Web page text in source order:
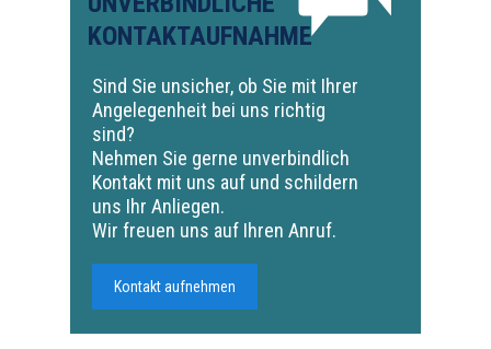
KONTAKTAUFNAHME
Sind Sie unsicher, ob Sie mit Ihrer
Angelegenheit bei uns richtig
sind?
Nehmen Sie gerne unverbindlich
Kontakt mit uns auf und schildern
uns Ihr Anliegen.
Wir freuen uns auf Ihren Anruf.
Kontakt aufnehmen